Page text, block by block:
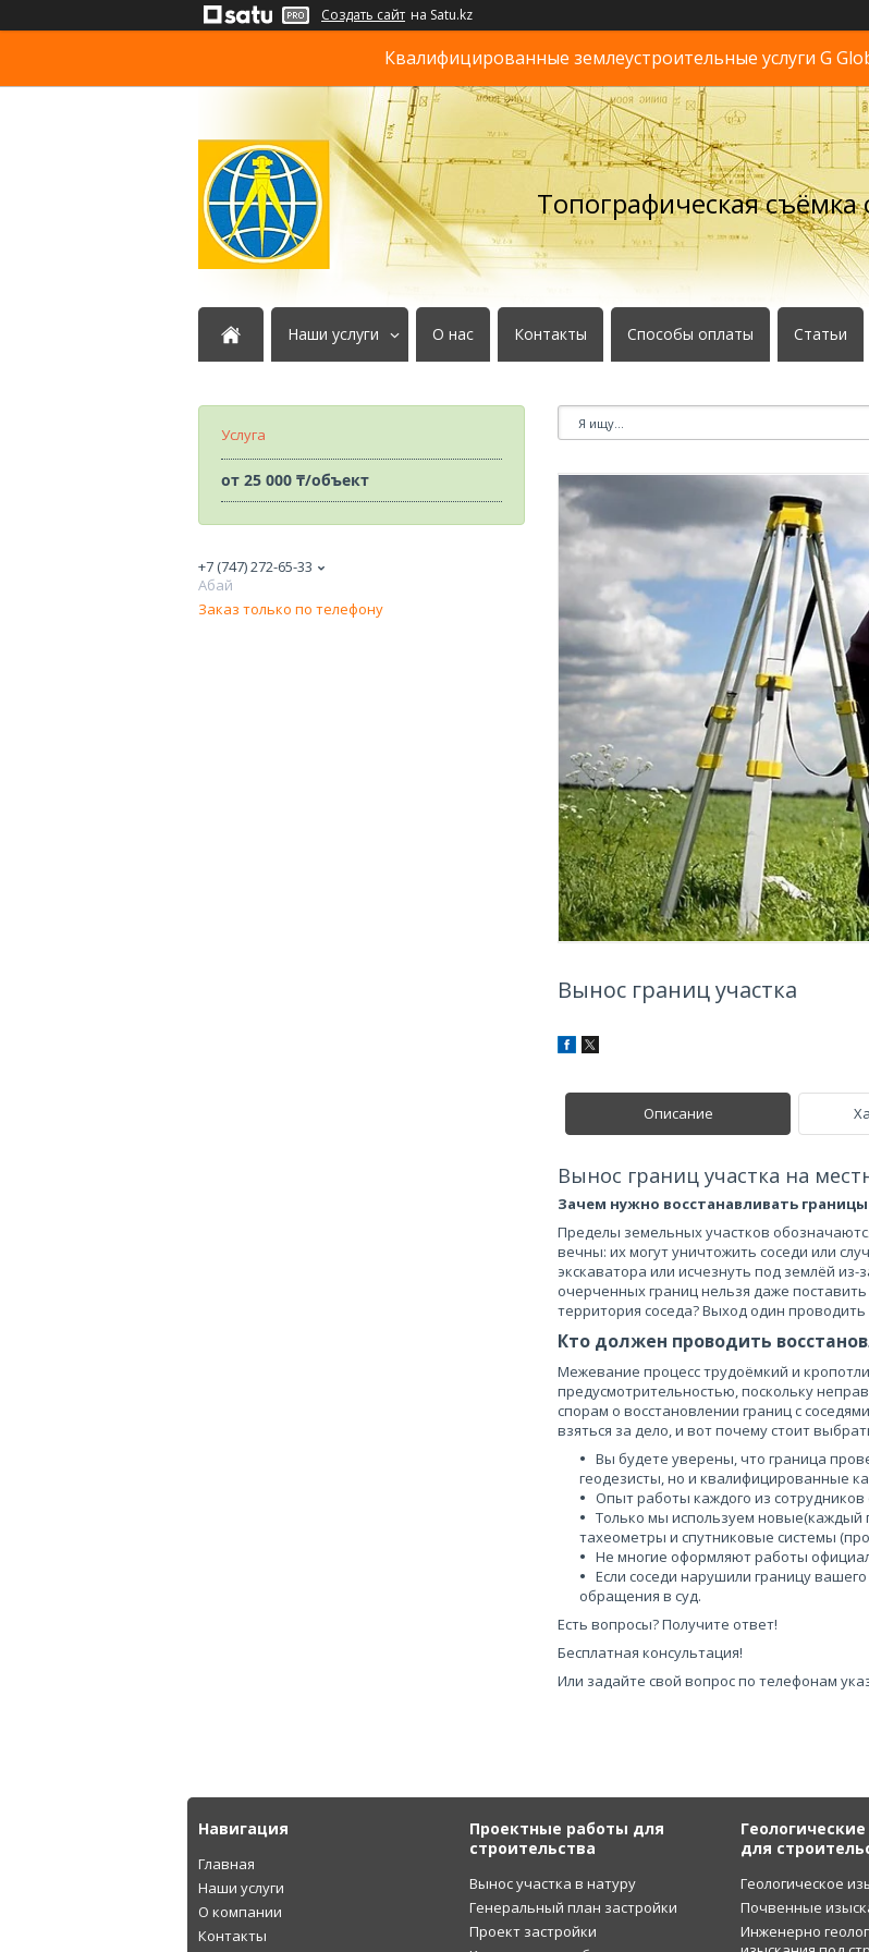
Создать сайт на Satu.kz
Квалифицированные землеустроительные услуги G
Топографическая съёмка
Наши услуги О нас Контакты Способы оплаты Статьи
Вынос границ участка
Описание
Вынос границ участка на
Зачем нужно восстанавливать границы
Пределы земельных участков
вечны: их могут уничтожить соседи или
экскаватора или исчезнуть под землёй
очерченных границ нельзя даже
территория соседа? Выход один
Кто должен проводить
Межевание процесс трудоёмкий и
предусмотрительностью, поскольку
спорам о восстановлении границ с
взяться за дело, и вот почему стоит
Вы будете уверены, что граница
геодезисты, но и квалифицированные
Опыт работы каждого из сотрудников
Только мы используем новые(каждый
тахеометры и спутниковые системы
Не многие оформляют работы
Если соседи нарушили границу
обращения в суд.
Есть вопросы? Получите ответ!
Бесплатная консультация!
Или задайте свой вопрос по телефонам
Услуга
от 25 000 ₸/объект
+7 (747) 272-65-33
Абай
Заказ только по телефону
Навигация
Главная
Наши услуги
О компании
Контакты
Проектные работы для
строительства
Вынос участка в натуру
Генеральный план застройки
Проект застройки
для
Геологическое
Почвенные
Инженерно